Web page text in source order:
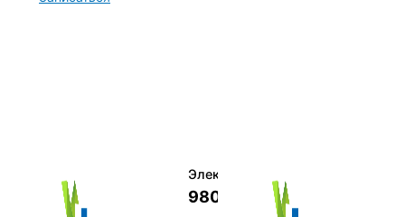
Электромеханик по ремонту и
9800 руб.